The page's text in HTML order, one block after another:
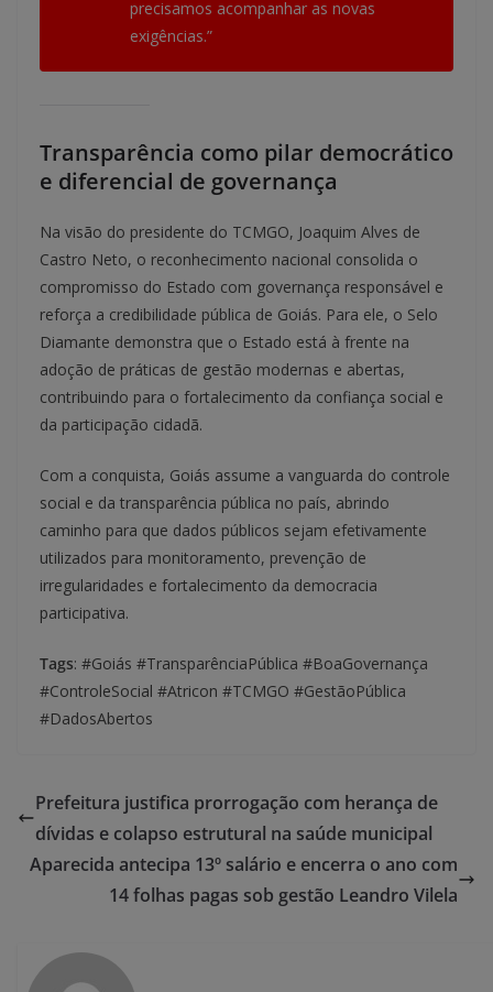
precisamos acompanhar as novas
exigências.”
Transparência como pilar democrático
e diferencial de governança
Na visão do presidente do TCMGO, Joaquim Alves de
Castro Neto, o reconhecimento nacional consolida o
compromisso do Estado com governança responsável e
reforça a credibilidade pública de Goiás. Para ele, o Selo
Diamante demonstra que o Estado está à frente na
adoção de práticas de gestão modernas e abertas,
contribuindo para o fortalecimento da confiança social e
da participação cidadã.
Com a conquista, Goiás assume a vanguarda do controle
social e da transparência pública no país, abrindo
caminho para que dados públicos sejam efetivamente
utilizados para monitoramento, prevenção de
irregularidades e fortalecimento da democracia
participativa.
Tags: #Goiás #TransparênciaPública #BoaGovernança
#ControleSocial #Atricon #TCMGO #GestãoPública
#DadosAbertos
Prefeitura justifica prorrogação com herança de
dívidas e colapso estrutural na saúde municipal
Aparecida antecipa 13º salário e encerra o ano com
14 folhas pagas sob gestão Leandro Vilela